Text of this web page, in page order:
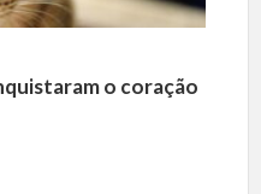
o coração